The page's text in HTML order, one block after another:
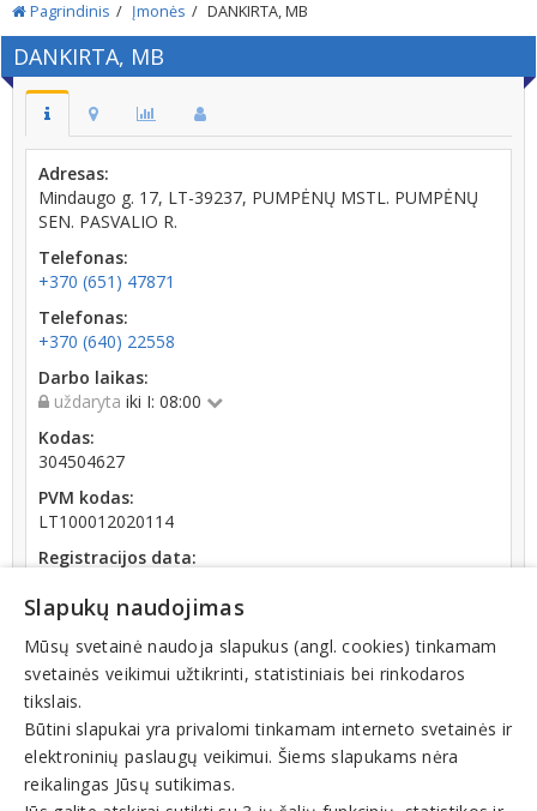
Pagrindinis Įmonės DANKIRTA, MB
DANKIRTA, MB
Adresas:
Mindaugo g. 17, LT-39237, PUMPĖNŲ MSTL. PUMPĖNŲ
SEN. PASVALIO R.
Telefonas:
+370 (651) 47871
Telefonas:
+370 (640) 22558
Darbo laikas:
uždaryta iki I: 08:00
Kodas:
304504627
PVM kodas:
LT100012020114
Registracijos data:
Darbuotojų skaičius:
iki 10 darbuotojų
Apyvarta:
91 456 €, pelnas po mokesčių -135,9 % (2025 m.)
Slapukų naudojimas
Mūsų svetainė naudoja slapukus (angl. cookies) tinkamam
svetainės veikimui užtikrinti, statistiniais bei rinkodaros
tikslais.
Būtini slapukai yra privalomi tinkamam interneto svetainės ir
elektroninių paslaugų veikimui. Šiems slapukams nėra
reikalingas Jūsų sutikimas.